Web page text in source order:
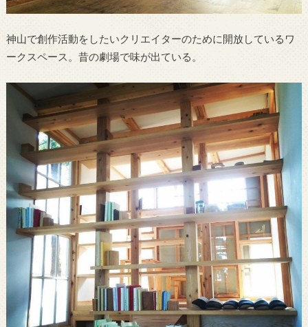
神山で創作活動をしたいクリエイターのために開放しているワ
ークスペース。昔の劇場で味が出ている。